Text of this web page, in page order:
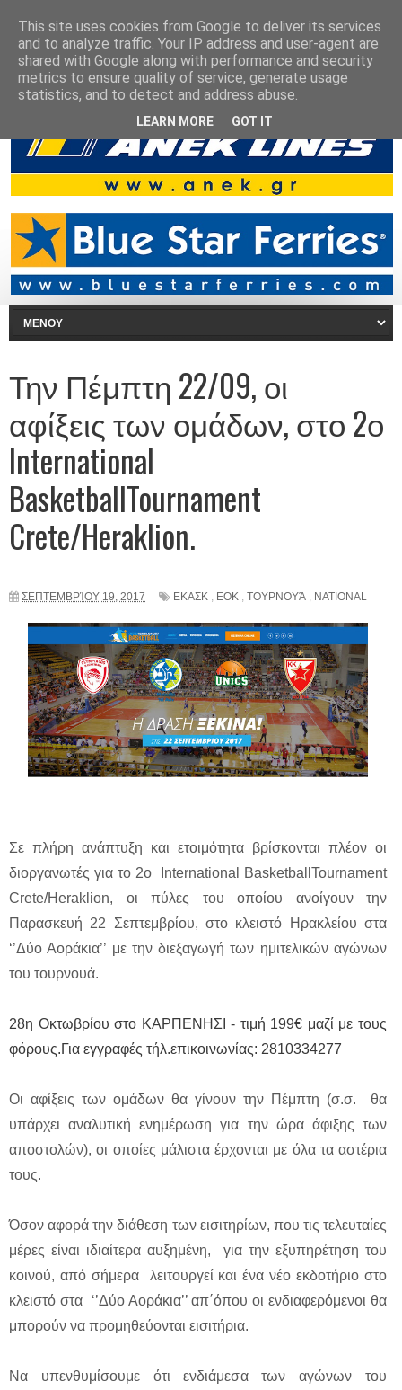
Την Πέμπτη 22/09, οι
αφίξεις των ομάδων, στο 2ο
International
BasketballTournament
Crete/Heraklion.
ΣΕΠΤΕΜΒΡΊΟΥ 19, 2017 ΕΚΑΣΚ , ΕΟΚ , ΤΟΥΡΝΟΥΆ , NATIONAL
Σε πλήρη ανάπτυξη και ετοιμότητα βρίσκονται πλέον οι
διοργανωτές για το 2ο International BasketballTournament
Crete/Heraklion, οι πύλες του οποίου ανοίγουν την
Παρασκευή 22 Σεπτεμβρίου, στο κλειστό Ηρακλείου στα
‘’Δύο Αοράκια’’ με την διεξαγωγή των ημιτελικών αγώνων
του τουρνουά.
28η Οκτωβρίου στο ΚΑΡΠΕΝΗΣΙ - τιμή 199€ μαζί με τους
φόρους.Για εγγραφές τήλ.επικοινωνίας: 2810334277
Οι αφίξεις των ομάδων θα γίνουν την Πέμπτη (σ.σ. θα
υπάρχει αναλυτική ενημέρωση για την ώρα άφιξης των
αποστολών), οι οποίες μάλιστα έρχονται με όλα τα αστέρια
τους.
Όσον αφορά την διάθεση των εισιτηρίων, που τις τελευταίες
μέρες είναι ιδιαίτερα αυξημένη, για την εξυπηρέτηση του
κοινού, από σήμερα λειτουργεί και ένα νέο εκδοτήριο στο
κλειστό στα ‘’Δύο Αοράκια’’ απ΄όπου οι ενδιαφερόμενοι θα
μπορούν να προμηθεύονται εισιτήρια.
Να υπενθυμίσουμε ότι ενδιάμεσα των αγώνων του
This site uses cookies from Google to deliver its services
and to analyze traffic. Your IP address and user-agent are
shared with Google along with performance and security
metrics to ensure quality of service, generate usage
statistics, and to detect and address abuse.
LEARN MORE GOT IT